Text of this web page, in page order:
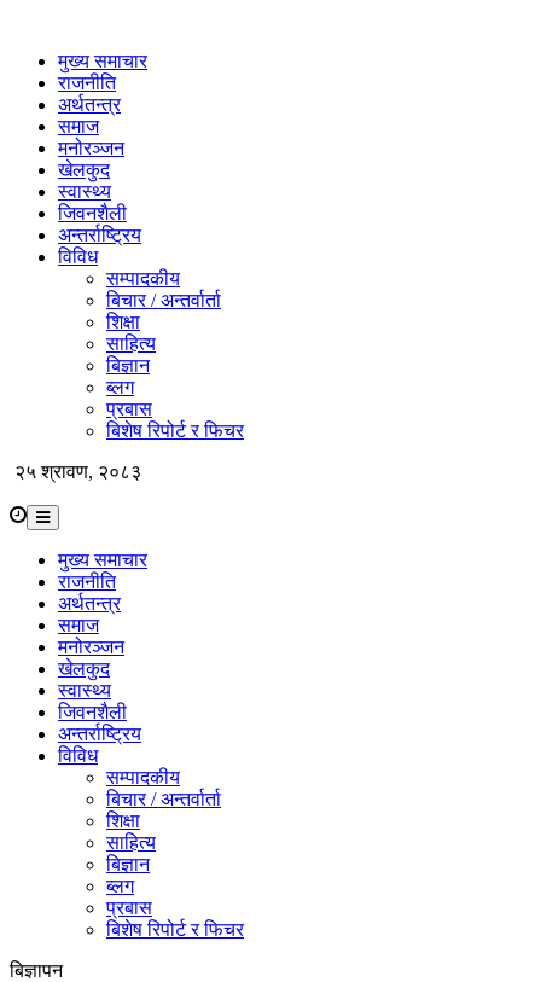
मुख्य समाचार
राजनीति
अर्थतन्त्र
समाज
मनोरञ्जन
खेलकुद
स्वास्थ्य
जिवनशैली
अन्तर्राष्ट्रिय
विविध
सम्पादकीय
बिचार / अन्तर्वार्ता
शिक्षा
साहित्य
बिज्ञान
ब्लग
प्रबास
बिशेष रिपोर्ट र फिचर
२५ श्रावण, २०८३
मुख्य समाचार
राजनीति
अर्थतन्त्र
समाज
मनोरञ्जन
खेलकुद
स्वास्थ्य
जिवनशैली
अन्तर्राष्ट्रिय
विविध
सम्पादकीय
बिचार / अन्तर्वार्ता
शिक्षा
साहित्य
बिज्ञान
ब्लग
प्रबास
बिशेष रिपोर्ट र फिचर
बिज्ञापन